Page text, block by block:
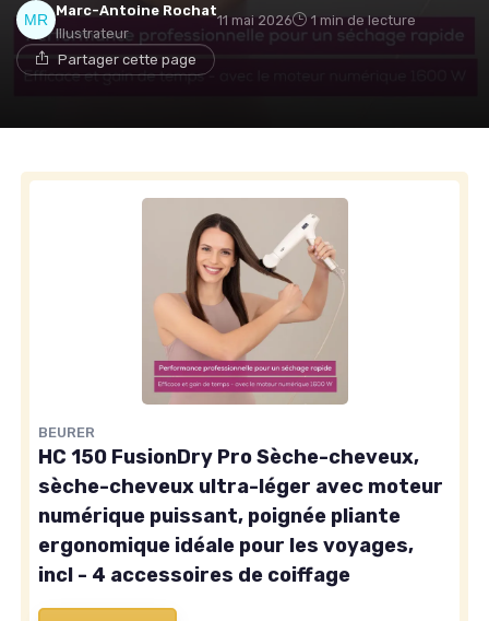
Marc-Antoine Rochat
Illustrateur
11 mai 2026 1 min de lecture
Partager cette page
BEURER
HC 150 FusionDry Pro Sèche-cheveux,
sèche-cheveux ultra-léger avec moteur
numérique puissant, poignée pliante
ergonomique idéale pour les voyages,
incl - 4 accessoires de coiffage